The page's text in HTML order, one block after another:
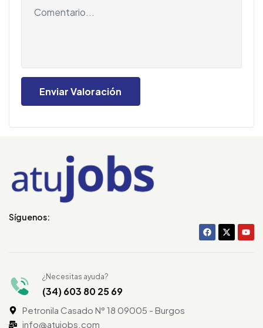
Síguenos:
¿Necesitas ayuda?
(34) 603 80 25 69
Petronila Casado N° 18 09005 - Burgos
info@atujobs.com